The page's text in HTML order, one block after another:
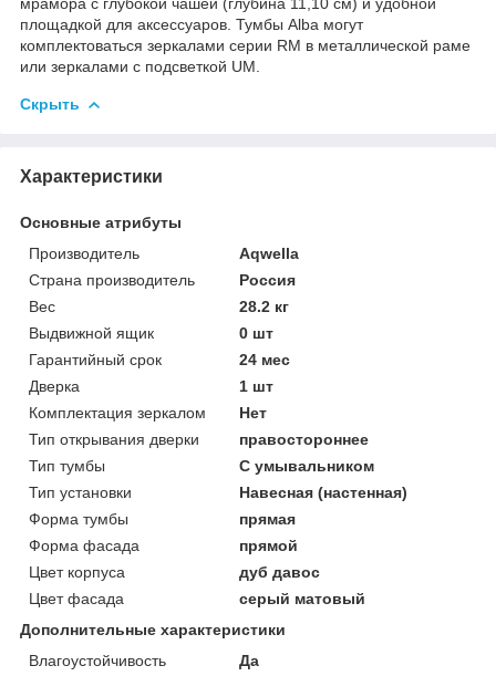
площадкой для аксессуаров. Тумбы Alba могут
комплектоваться зеркалами серии RM в металлической раме
или зеркалами с подсветкой UM.
Скрыть
Характеристики
Основные атрибуты
Производитель
Aqwella
Страна производитель
Россия
Вес
28.2 кг
Выдвижной ящик
0 шт
Гарантийный срок
24 мес
Дверка
1 шт
Комплектация зеркалом
Нет
Тип открывания дверки
правостороннее
Тип тумбы
С умывальником
Тип установки
Навесная (настенная)
Форма тумбы
прямая
Форма фасада
прямой
Цвет корпуса
дуб давос
Цвет фасада
серый матовый
Дополнительные характеристики
Влагоустойчивость
Да